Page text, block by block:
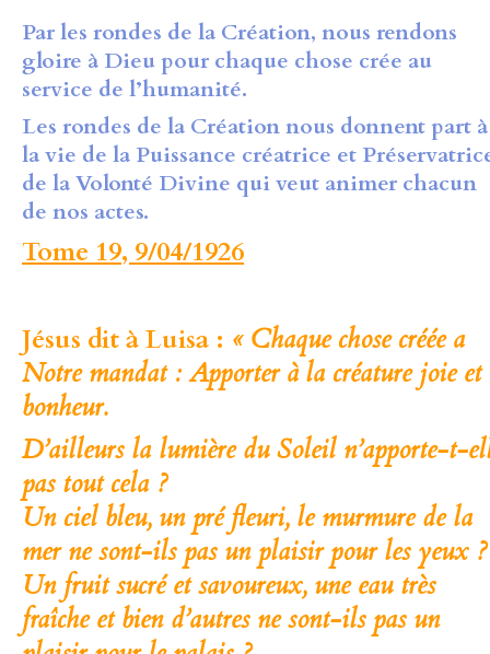
Par les rondes de la Création, nous rendons
gloire à Dieu pour chaque chose crée au
service de l’humanité.
Les rondes de la Créationnous donnent part à
la vie de la Puissance créatrice et
de la Volonté Divine qui veut animer chacun
de nos actes.
Tome 19, 9/04/1926
Jésus dit à Luisa : « Chaque chose créée a
Notre mandat :Apporter à la créature joie et
bonheur.
D’ailleurs la lumière du Soleil n’apporte-t-
pas tout cela ?
Un ciel bleu, un pré fleuri, le murmure de la
mer ne sont-ils pas un plaisir pour les yeux ?
Un fruit sucré et savoureux, une eau très
fraîche et bien d’autres ne sont-ils pas un